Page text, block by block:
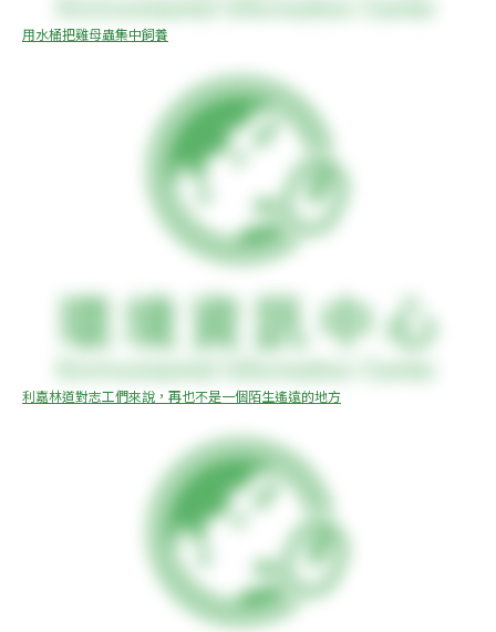
用水桶把雞母蟲集中飼養
利嘉林道對志工們來說，再也不是一個陌生遙遠的地方